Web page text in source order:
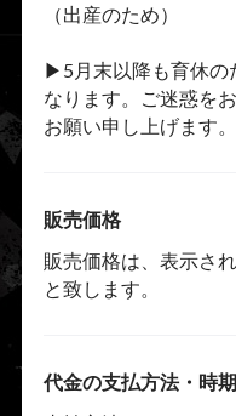
（出産のため）
▶︎5月末以降も育休の
なります。ご迷惑を
お願い申し上げます。
販売価格
販売価格は、表示さ
と致します。
代金の支払方法・時期